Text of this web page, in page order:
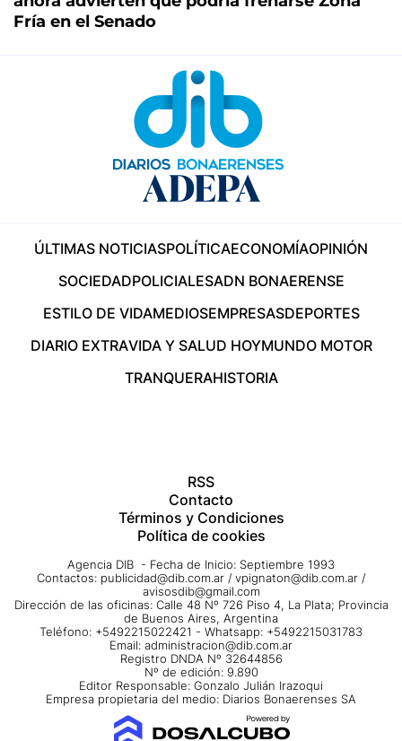
Fría en el Senado
ÚLTIMAS NOTICIASPOLÍTICAECONOMÍAOPINIÓN
SOCIEDADPOLICIALESADN BONAERENSE
ESTILO DE VIDAMEDIOSEMPRESASDEPORTES
DIARIO EXTRAVIDA Y SALUD HOYMUNDO MOTOR
TRANQUERAHISTORIA
RSS
Contacto
Términos y Condiciones
Política de cookies
Agencia DIB - Fecha de Inicio: Septiembre 1993
Contactos: publicidad@dib.com.ar / vpignaton@dib.com.ar /
avisosdib@gmail.com
Dirección de las oficinas: Calle 48 Nº 726 Piso 4, La Plata; Provincia
de Buenos Aires, Argentina
Teléfono: +5492215022421 - Whatsapp: +5492215031783
Email: administracion@dib.com.ar
Registro DNDA Nº 32644856
Nº de edición: 9.890
Editor Responsable: Gonzalo Julián Irazoqui
Empresa propietaria del medio: Diarios Bonaerenses SA